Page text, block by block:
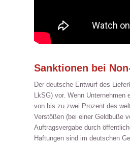
Sanktionen bei
Der deutsche Entwurf des
LkSG) vor. Wenn
von bis zu zwei Prozent des
Verstößen (bei einer Geldbuße
Auftragsvergabe durch
Haftungen sind im deutschen